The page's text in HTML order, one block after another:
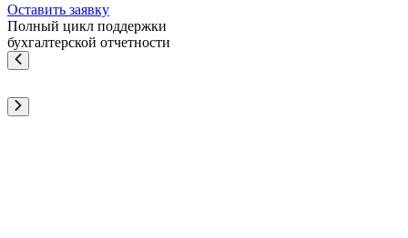
Оставить заявку
Полный цикл поддержки
бухгалтерской отчетности